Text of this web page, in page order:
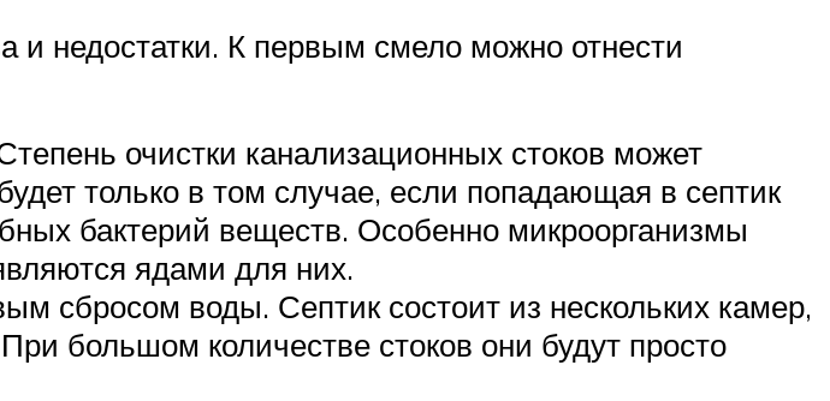
недостатки. К первым смело можно отнести
очистки канализационных стоков может
только в том случае, если попадающая в септик
бактерий веществ. Особенно микроорганизмы
ядами для них.
сбросом воды. Септик состоит из нескольких камер,
большом количестве стоков они будут просто